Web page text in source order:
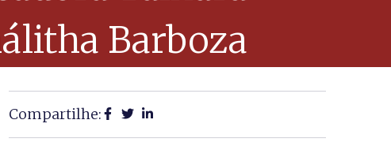
Barboza
Compartilhe: